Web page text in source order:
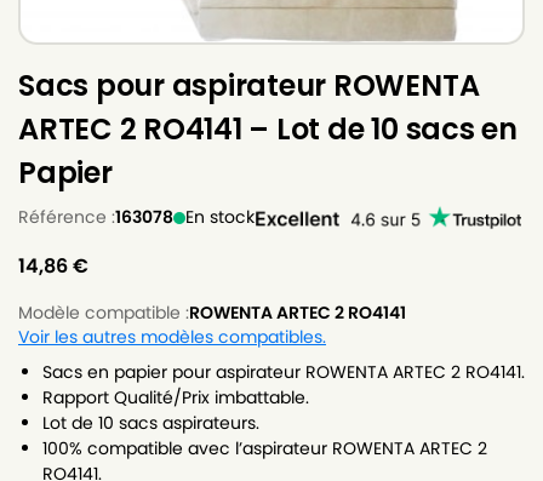
Sacs pour aspirateur ROWENTA
ARTEC 2 RO4141 – Lot de 10 sacs en
Papier
Référence :163078 En stock
14,86€
Modèle compatible :ROWENTA ARTEC 2 RO4141
Voir les autres modèles compatibles.
Sacs en papier pour aspirateur ROWENTA ARTEC 2 RO4141.
Rapport Qualité/Prix imbattable.
Lot de 10 sacs aspirateurs.
100% compatible avec l’aspirateur ROWENTA ARTEC 2
RO4141.